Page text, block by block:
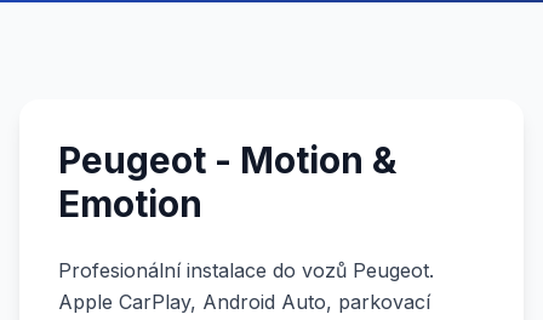
Peugeot - Motion &
Emotion
Profesionální instalace do vozů Peugeot.
Apple CarPlay, Android Auto, parkovací